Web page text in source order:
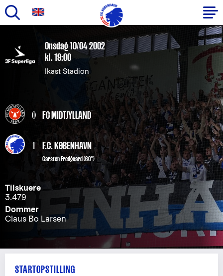
hovedindhold
Primær
navigation
Onsdag 10/04 2002
kl. 19:00
Ikast Stadion
0 FC MIDTJYLLAND
1 F.C. KØBENHAVN
Carsten Fredgaard(60")
Tilskuere
3.479
Dommer
Claus Bo Larsen
STARTOPSTILLING